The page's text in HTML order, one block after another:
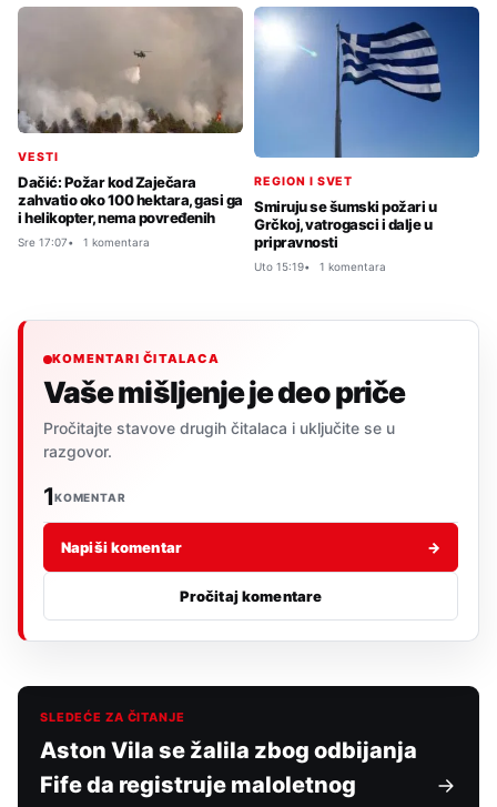
VESTI
Dačić: Požar kod Zaječara
zahvatio oko 100 hektara, gasi ga
i helikopter, nema povređenih
Sre 17:07 1 komentara
REGION I SVET
Smiruju se šumski požari u
Grčkoj, vatrogasci i dalje u
pripravnosti
Uto 15:19 1 komentara
KOMENTARI ČITALACA
Vaše mišljenje je deo priče
Pročitajte stavove drugih čitalaca i uključite se u
razgovor.
1KOMENTAR
Napiši komentar →
Pročitaj komentare
SLEDEĆE ZA ČITANJE
Aston Vila se žalila zbog odbijanja
Fife da registruje maloletnog